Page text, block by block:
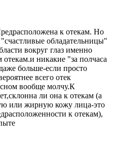
к отекам. Но
обладательницы"
вокруг глаз именно
никакие "за полчаса
больше-если просто
всего отек
вообще молчу.К
ли она к отекам (а
или жирную кожу лица-это
к отекам),